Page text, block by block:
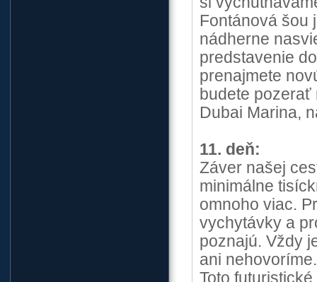
Fontánová šou
nádherne
predstavenie
prenajmete
budete pozerať
Dubai Marina,
11. deň:
Záver našej
minimálne
omnoho viac.
vychytávky a
poznajú. Vždy
ani
Toto